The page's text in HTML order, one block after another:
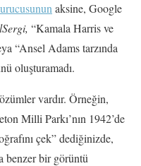
aksine, Google
“Kamala Harris ve
“Ansel Adams tarzında
oluşturamadı.
vardır. Örneğin,
Milli Parkı’nın 1942’de
çek” dediğinizde,
benzer bir görüntü